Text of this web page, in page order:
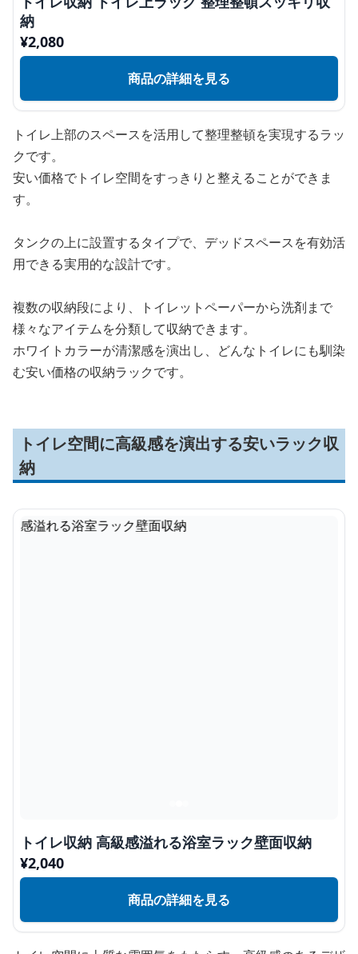
納
¥2,080
商品の詳細を見る
トイレ上部のスペースを活用して整理整頓を実現するラッ
クです。
安い価格でトイレ空間をすっきりと整えることができま
す。
タンクの上に設置するタイプで、デッドスペースを有効活
用できる実用的な設計です。
複数の収納段により、トイレットペーパーから洗剤まで
様々なアイテムを分類して収納できます。
ホワイトカラーが清潔感を演出し、どんなトイレにも馴染
む安い価格の収納ラックです。
トイレ空間に高級感を演出する安いラック収
納
トイレ収納 高級感溢れる浴室ラック壁面収納
¥2,040
商品の詳細を見る